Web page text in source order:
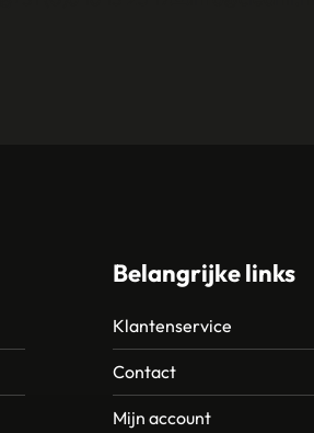
Belangrijke links
Klantenservice
Contact
Mijn account